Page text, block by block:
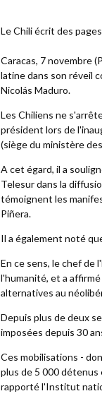
Le Chili écrit des
Caracas, 7 novembre
latine dans son réveil
Nicolás Maduro.
Les Chiliens ne
président lors de
(siège du ministère
A cet égard, il a
Telesur dans la
témoignent les
Piñera.
Il a également noté
En ce sens, le chef de
l'humanité, et a
alternatives au
Depuis plus de deux
imposées depuis 30
Ces mobilisations -
plus de 5 000 détenus
rapporté l'Institut